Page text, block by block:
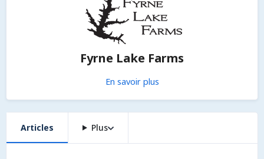
Fyrne Lake Farms
En savoir plus
Articles Plus